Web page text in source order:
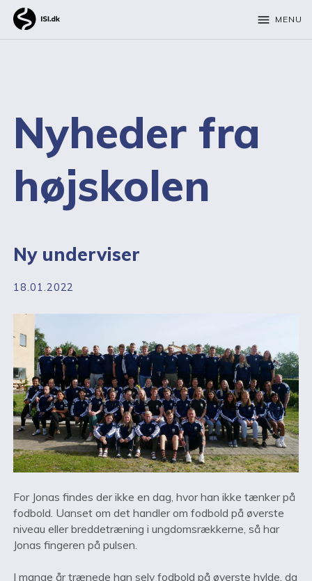
menu MENU
Nyheder fra
højskolen
Ny underviser
18.01.2022
For Jonas findes der ikke en dag, hvor han ikke tænker på
fodbold. Uanset om det handler om fodbold på øverste
niveau eller breddetræning i ungdomsrækkerne, så har
Jonas fingeren på pulsen.
I mange år trænede han selv fodbold på øverste hylde, da